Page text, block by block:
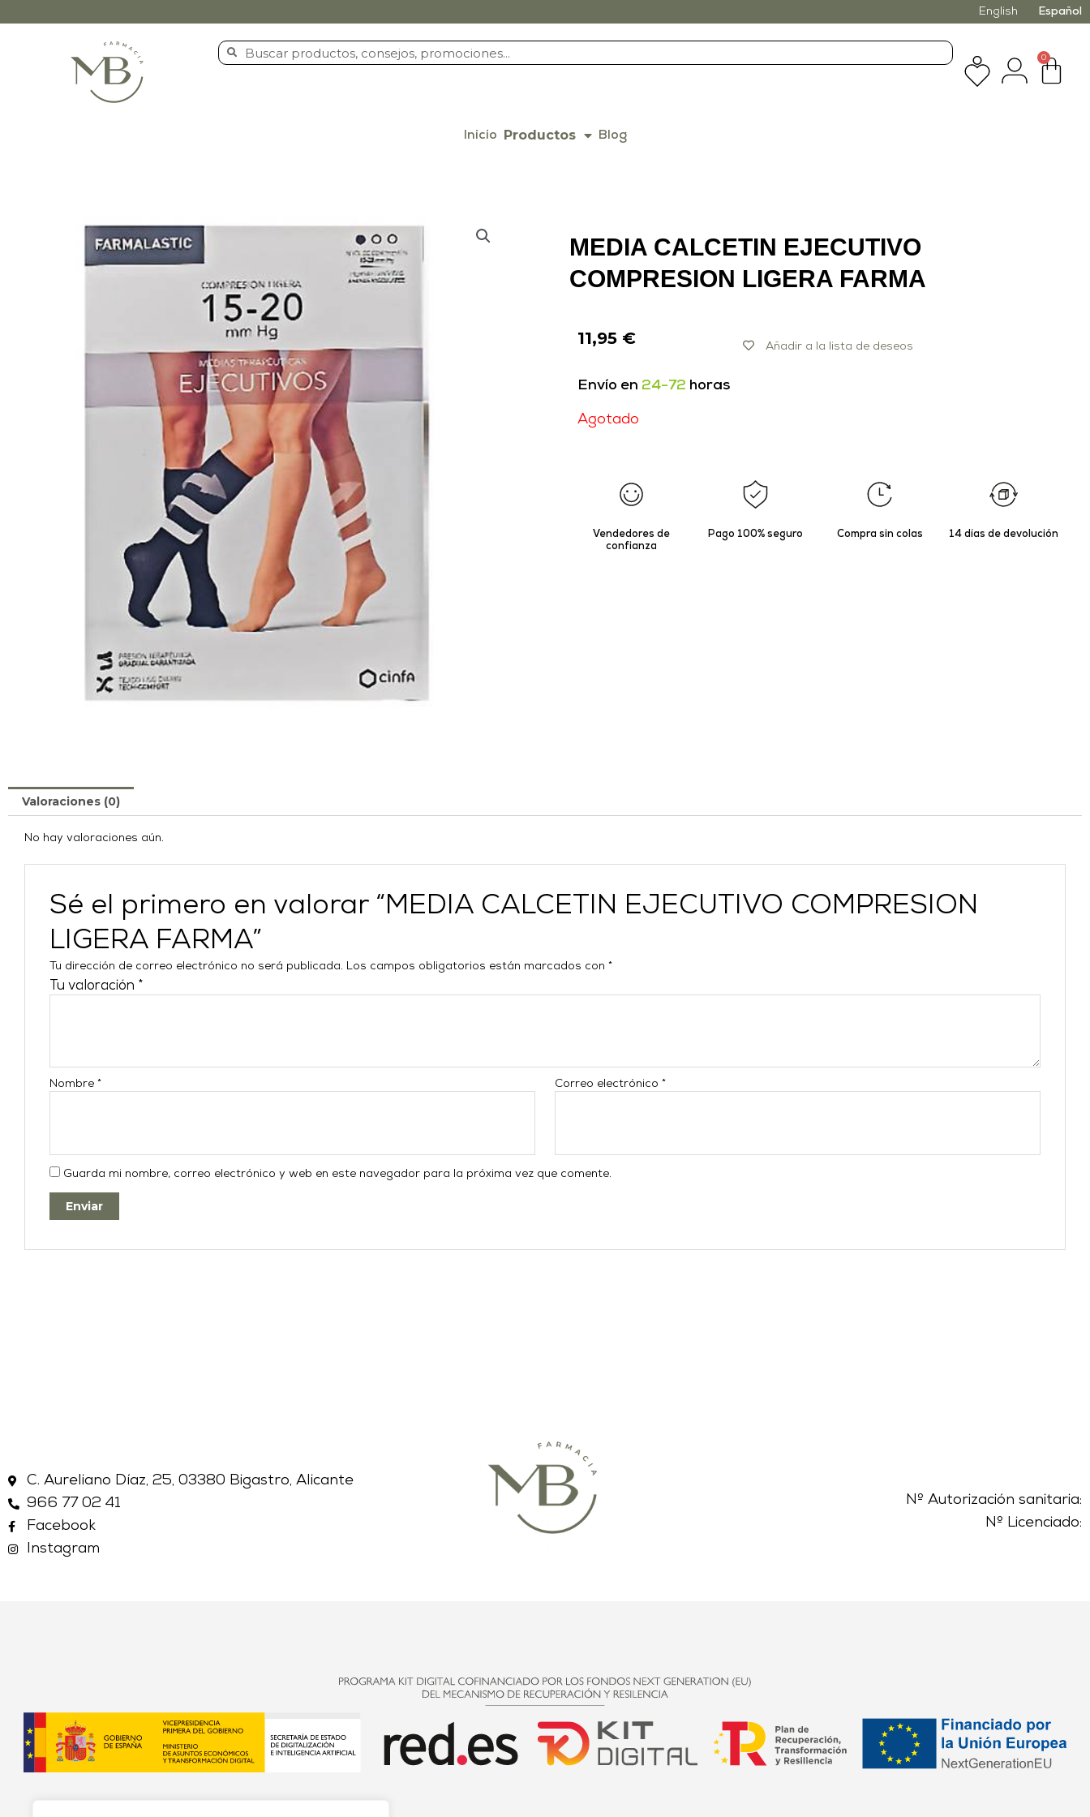
English Español
0
Inicio Productos Blog
MEDIA CALCETIN EJECUTIVO
COMPRESION LIGERA FARMA
11,95 € Añadir a la lista de deseos
Envío en 24-72 horas
Agotado
Vendedores de
confianza
Pago 100% seguro Compra sin colas 14 días de devolución
Valoraciones (0)
No hay valoraciones aún.
Sé el primero en valorar “MEDIA CALCETIN EJECUTIVO COMPRESION
LIGERA FARMA”
Tu dirección de correo electrónico no será publicada. Los campos obligatorios están marcados con*
Tu valoración *
Nombre* Correo electrónico*
Guarda mi nombre, correo electrónico y web en este navegador para la próxima vez que comente.
C. Aureliano Díaz, 25, 03380 Bigastro, Alicante
966 77 02 41
Facebook
Instagram
Nº Autorización sanitaria:
Nº Licenciado: